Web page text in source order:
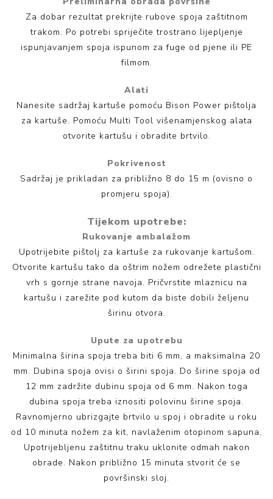
Za dobar rezultat prekrijte rubove spoja zaštitnom
trakom. Po potrebi spriječite trostrano lijepljenje
ispunjavanjem spoja ispunom za fuge od pjene ili PE
filmom.
Alati
Nanesite sadržaj kartuše pomoću Bison Power pištolja
za kartuše. Pomoću Multi Tool višenamjenskog alata
otvorite kartušu i obradite brtvilo.
Pokrivenost
Sadržaj je prikladan za približno 8 do 15 m (ovisno o
promjeru spoja).
Tijekom upotrebe:
Rukovanje ambalažom
Upotrijebite pištolj za kartuše za rukovanje kartušom.
Otvorite kartušu tako da oštrim nožem odrežete plastični
vrh s gornje strane navoja. Pričvrstite mlaznicu na
kartušu i zarežite pod kutom da biste dobili željenu
širinu otvora.
Upute za upotrebu
Minimalna širina spoja treba biti 6 mm, a maksimalna 20
mm. Dubina spoja ovisi o širini spoja. Do širine spoja od
12 mm zadržite dubinu spoja od 6 mm. Nakon toga
dubina spoja treba iznositi polovinu širine spoja.
Ravnomjerno ubrizgajte brtvilo u spoj i obradite u roku
od 10 minuta nožem za kit, navlaženim otopinom sapuna.
Upotrijebljenu zaštitnu traku uklonite odmah nakon
obrade. Nakon približno 15 minuta stvorit će se
površinski sloj.